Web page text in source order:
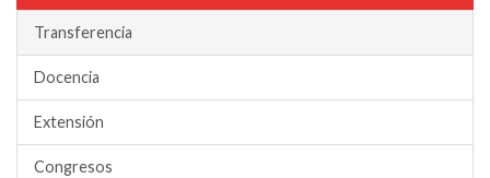
Transferencia
Docencia
Extensión
Congresos